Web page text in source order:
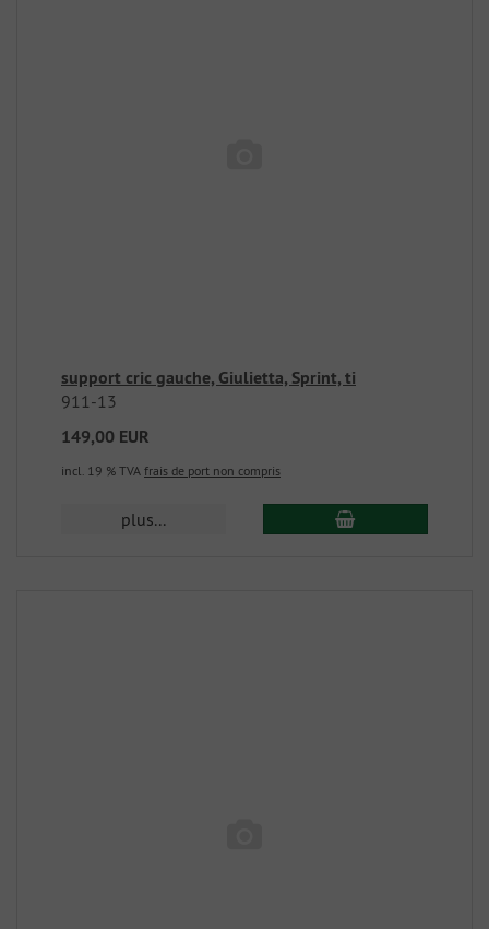
support cric gauche, Giulietta, Sprint, ti
911-13
149,00 EUR
incl. 19 % TVA frais de port non compris
plus...